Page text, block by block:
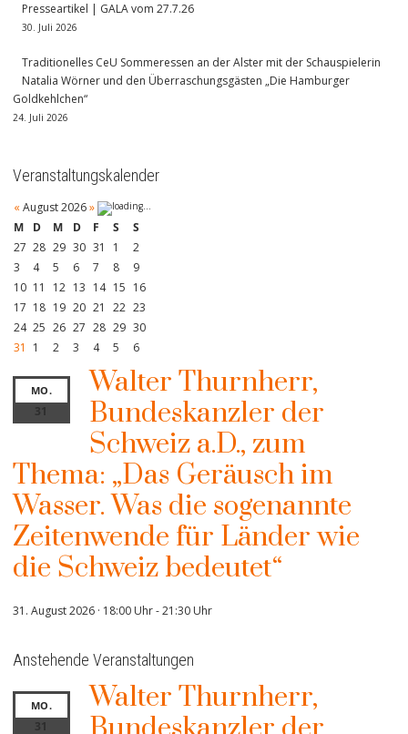
Presseartikel | GALA vom 27.7.26
30. Juli 2026
Traditionelles CeU Sommeressen an der Alster mit der Schauspielerin
Natalia Wörner und den Überraschungsgästen „Die Hamburger
Goldkehlchen“
24. Juli 2026
Veranstaltungskalender
« August 2026»
M
D M D F S
S
27 28 29 30 31 1
2
3
4 5 6 7 8
9
10 11 12 13 14 15 16
17 18 19 20 21 22 23
24 25 26 27 28 29 30
31
1 2 3 4 5 6
MO.
31
Walter Thurnherr,
Bundeskanzler der
Schweiz a.D., zum
Thema: „Das Geräusch im
Wasser. Was die sogenannte
Zeitenwende für Länder wie
die Schweiz bedeutet“
31. August 2026 · 18:00 Uhr-21:30 Uhr
Anstehende Veranstaltungen
MO.
31
Walter Thurnherr,